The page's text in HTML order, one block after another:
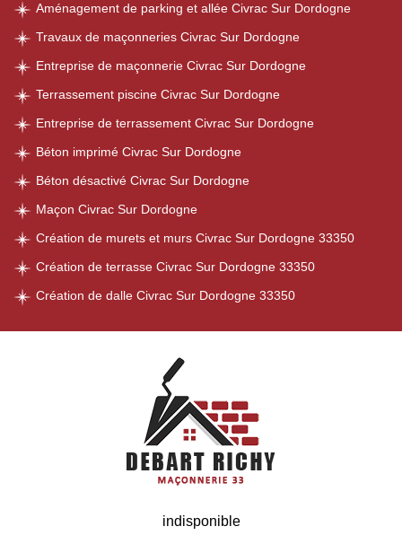
Aménagement de parking et allée Civrac Sur Dordogne
Travaux de maçonneries Civrac Sur Dordogne
Entreprise de maçonnerie Civrac Sur Dordogne
Terrassement piscine Civrac Sur Dordogne
Entreprise de terrassement Civrac Sur Dordogne
Béton imprimé Civrac Sur Dordogne
Béton désactivé Civrac Sur Dordogne
Maçon Civrac Sur Dordogne
Création de murets et murs Civrac Sur Dordogne 33350
Création de terrasse Civrac Sur Dordogne 33350
Création de dalle Civrac Sur Dordogne 33350
indisponible